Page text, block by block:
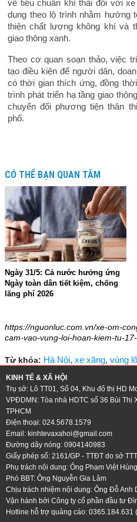
về tiêu chuẩn khí thải đối với
dụng theo lộ trình nhằm hướng
thiện chất lượng không khí và
giao thông xanh.
Theo cơ quan soạn thảo, việc
tạo điều kiện để người dân,
có thời gian thích ứng, đồng
trình phát triển hạ tầng giao
chuyển đổi phương tiện thân
phố.
CÓ THỂ BẠN QUAN TÂM
Ngày 31/5: Cả nước hưởng ứng
Ngày toàn dân tiết kiệm, chống
lãng phí 2026
https://nguonluc.com.vn/xe-om-
cam-vao-vung-loi-hoan-kiem-tu-
Từ khóa: Hà Nội, xe xăng, vùng
KINH TẾ & XÃ HỘI
Trụ sở: Lô TT01, Số 04, Khu đô thị HD
VPĐDMN: Tòa nhà HDTC số 36 Bùi Thị
TPHCM
Điện thoại: 024.5678.1579
Email: kinhtevaxahoi@gmail.com
Đường dây nóng: 0904140983
Giấy phép số: 2161/GP - TTĐT do sở
Phụ trách nội dung: Ông Phạm Việt Hùng
Phó BBT: Ông Nguyễn Gia Lâm
Chịu trách nhiệm nội dung: Ông Đỗ Anh
Vận hành bởi Công ty cổ phần đầu tư
Hotline hỗ trợ quảng cáo: 0365.184.631